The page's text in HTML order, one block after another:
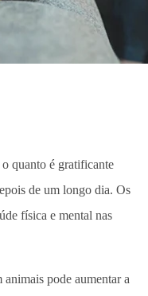
quanto é gratificante
de um longo dia. Os
física e mental nas
pode aumentar a